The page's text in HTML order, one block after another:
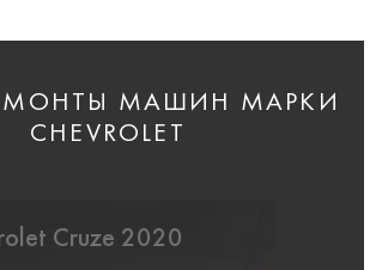
МАШИН МАРКИ
CHEVROLET
Cruze 2020